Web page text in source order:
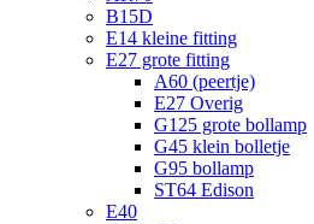
B15D
E14 kleine fitting
E27 grote fitting
A60 (peertje)
E27 Overig
G125 grote bollamp
G45 klein bolletje
G95 bollamp
ST64 Edison
E40